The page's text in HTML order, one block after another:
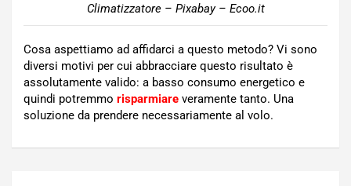
Climatizzatore – Pixabay – Ecoo.it
Cosa aspettiamo ad affidarci a questo metodo? Vi sono
diversi motivi per cui abbracciare questo risultato è
assolutamente valido: a basso consumo energetico e
quindi potremmo risparmiare veramente tanto. Una
soluzione da prendere necessariamente al volo.